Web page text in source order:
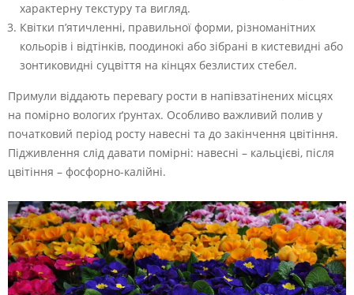
характерну текстуру та вигляд.
Квітки п’ятичленні, правильної форми, різноманітних
кольорів і відтінків, поодинокі або зібрані в кистевидні або
зонтиковидні суцвіття на кінцях безлистих стебел.
Примули віддають перевагу рости в напівзатінених місцях
на помірно вологих ґрунтах. Особливо важливий полив у
початковий період росту навесні та до закінчення цвітіння.
Підживлення слід давати помірні: навесні – кальцієві, після
цвітіння – фосфорно-калійні.